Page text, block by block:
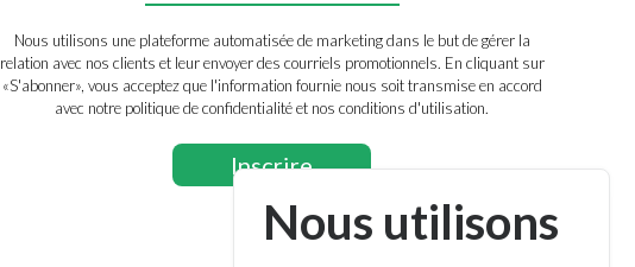
Nous utilisons une plateforme automatisée de marketing dans le but de gérer la
relation avec nos clients et leur envoyer des courriels promotionnels. En cliquant sur
«S'abonner», vous acceptez que l'information fournie nous soit transmise en accord
avec notre politique de confidentialité et nos conditions d'utilisation.
Nous utilisons